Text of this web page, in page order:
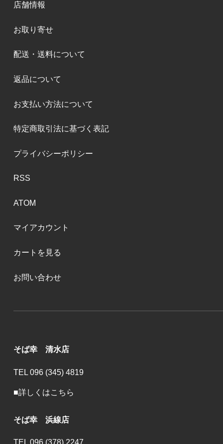
店舗情報
お取り寄せ
配送・送料について
返品について
お支払い方法について
特定商取引法に基づく表記
プライバシーポリシー
RSS
ATOM
マイアカウント
カートを見る
お問い合わせ
そば幸 清水店
TEL 096 (345) 4819
■詳しくはこちら
そば幸 浜線店
TEL 096 (378) 2247